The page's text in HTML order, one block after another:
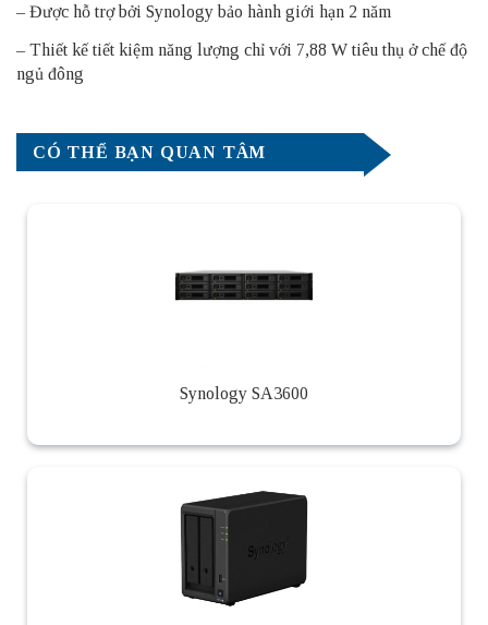
– Được hỗ trợ bởi Synology bảo hành giới hạn 2 năm
– Thiết kế tiết kiệm năng lượng chỉ với 7,88 W tiêu thụ ở chế độ
ngủ đông
CÓ THỂ BẠN QUAN TÂM
Synology SA3600